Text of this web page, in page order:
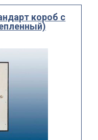
короб с